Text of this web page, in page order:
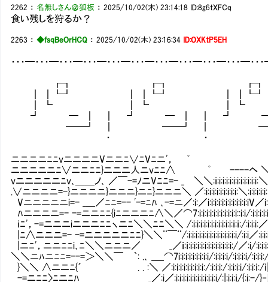
2262 ： 名無しさん＠狐板 ：2025/10/02(木) 23:14:18 ID:8g6tXFCq
食い残しを狩るか？
2263 ：◆fsqBeOrHCQ ：2025/10/02(木) 23:16:34 ID:OXKtP5EH
・・・━・・・━・・・━・・・━・・・━・・・━・・・━・・・━・・・━・・・━・
┏┓ ┏┓
┃ ┃┗┛ ┃ ┃┗┛ ┃
┃ ┗ ┃ ┗ ┃
┛ ━ ┃ ┃ ┛ ━ ┃ ┃ ┛ ━
━━┛ ┃ ━━┛ ┃
・ ・
ニニニニﾆﾆvニニニニVニニﾆ∨ﾆVﾆニ'， ﾟ
ニニニニニﾆ∨ニニﾆﾆ}ニニニ人ニvﾆﾆ∧ ﾟ
vニニニニニﾆv､＿＿ノ､ ／￣-=ﾉニVﾆﾆ=- _ ＼＼:ｉ
.∨ニニニニ=-}ニニニニ}ニニニ}ニﾆ}ニニニ＼ ／:i:i:i:i:i:i:i:i:i:＼
Vニニニニニi=- _＿／ﾆﾆ=-- '-=ﾆﾊ ､-=ニ／:i:／i:i:i:i:i:i:i:i:i:i:i:iV／
ﾊニニニニ=- -=ニニﾆﾆ{iﾆニニニﾆ∧＼／⌒7:i:i:i:i:i:i:i:i:i:i:i::i:i/
ｉﾆ'，-=ニニニiニニニﾆﾆヽニﾆ＼＼ﾆﾆ＼＼ /:i:i:i:i:i:i:i:i:i:i:i:ｉ:ｉ:/:i:i:i:
|ﾆ∧ニニニ=- -=ニニニニニﾆﾆ}＼＼¨￣¨/:i:i:i:i:i:i:i:i:i:i:i:i:i:i/:i:i／
|ニﾆ'，ニニﾆﾆi､ﾆ＼＼ニニニ／ _／ｉ:ｉ:i:i:i:i:i:i:i:i:i:i:i:i:/／:i/
＼＼ニﾊニﾆﾆ=--=＞＼＼￣ ｀: .､ _＿⌒7i:i:i:i:i:i:i:i:i/:i:i:i:i/:i:i:i:i/:i:i:i:/
}＼＼ ∧ニニﾆ{´ . . :＼ ／:i:i:i:i:i:i:i:i:i:/:i:i:i:/:i:i:i:i/:i:i:ｉ:/ｉ|:i:ｉ
-=ニﾆﾆ〉ﾆニﾆﾊ _／:i／:i:i:i:i:i:i:i:i:i:i:i:i/:|:i:i:ｉ/{:i:-/}‐ト､i{ }/